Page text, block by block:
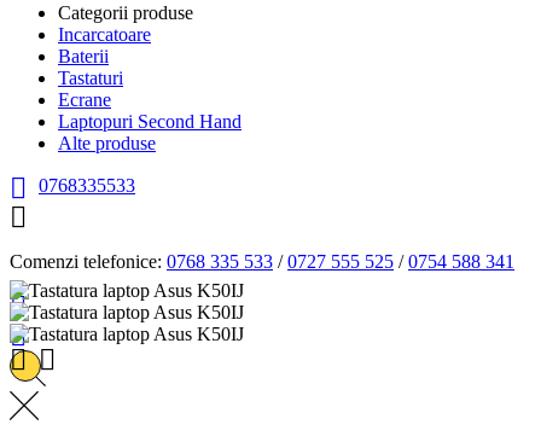
Categorii produse
Incarcatoare
Baterii
Tastaturi
Ecrane
Laptopuri Second Hand
Alte produse
 0768335533

Comenzi telefonice: 0768 335 533 /0727 555 525 /0754 588 341


 